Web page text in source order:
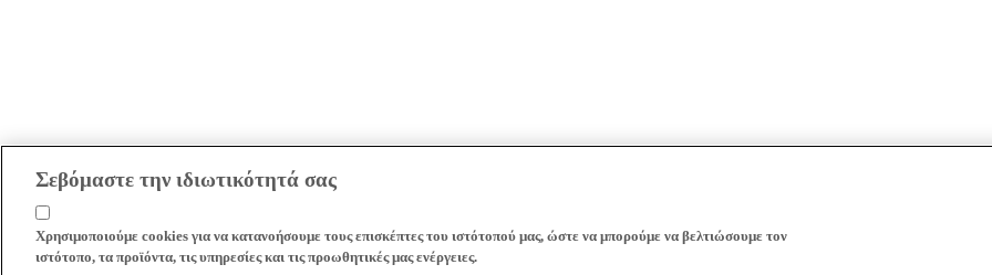
Σεβόμαστε την ιδιωτικότητά σας
Χρησιμοποιούμε cookies για να κατανοήσουμε τους επισκέπτες του ιστότοπού μας, ώστε να μπορούμε να βελτιώσουμε τον
ιστότοπο, τα προϊόντα, τις υπηρεσίες και τις προωθητικές μας ενέργειες.